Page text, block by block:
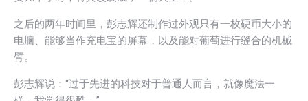
之后的两年时间里，彭志辉还制作过外观只有一枚硬币大小的
电脑、能够当作充电宝的屏幕，以及能对葡萄进行缝合的机械
臂。
彭志辉说：“过于先进的科技对于普通人而言，就像魔法一